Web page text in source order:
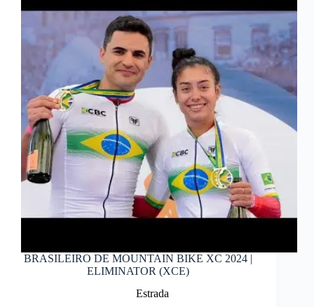
BRASILEIRO DE MOUNTAIN BIKE XC 2024 |
ELIMINATOR (XCE)
Estrada